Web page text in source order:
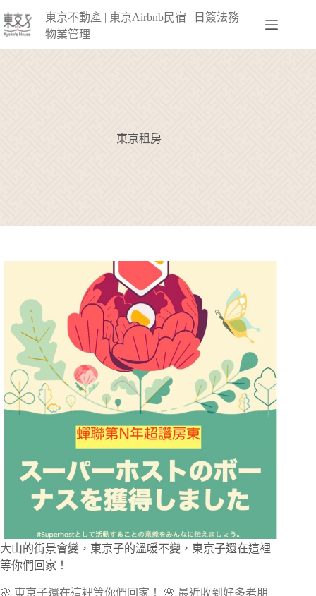
至
東京不動產 | 東京Airbnb民宿 | 日簽法務 |
物業管理
東京租房
大山的街景會變，東京子的溫暖不變，東京子還在這裡
等你們回家！
🌸 東京子還在這裡等你們回家！ 🌸 最近收到好多老朋